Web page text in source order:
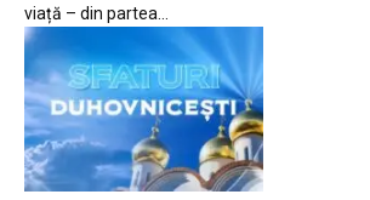
viață – din partea...